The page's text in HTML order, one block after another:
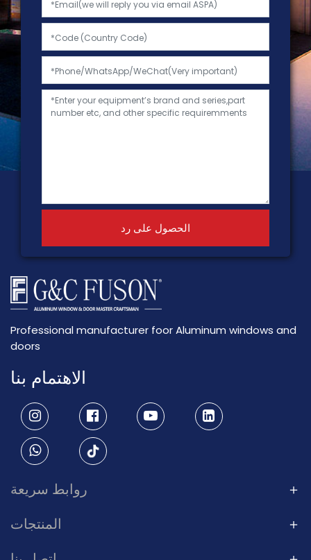
الحصول على رد
Professional manufacturer foor Aluminum windows and
doors
الاهتمام بنا
روابط سريعة
المنتجات